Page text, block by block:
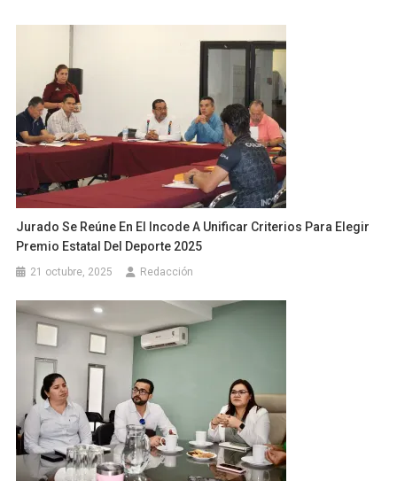
Jurado Se Reúne En El Incode A Unificar Criterios Para Elegir
Premio Estatal Del Deporte 2025
21 octubre, 2025 Redacción